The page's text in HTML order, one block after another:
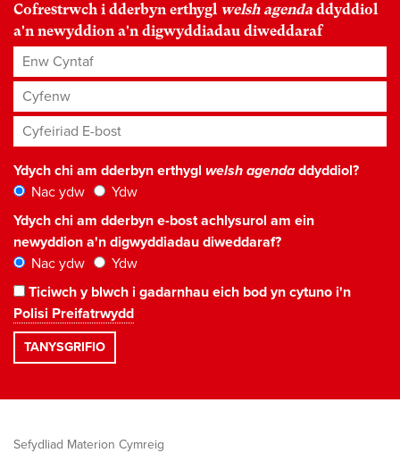
Cofrestrwch i dderbyn erthygl welsh agenda ddyddiol
a'n newyddion a'n digwyddiadau diweddaraf
Enw Cyntaf
Cyfenw
Cyfeiriad E-bost*
Ydych chi am dderbyn erthygl welsh agendaddyddiol?
Nac ydw
Ydw
Ydych chi am dderbyn e-bost achlysurol am ein
newyddion a'n digwyddiadau diweddaraf?
Nac ydw
Ydw
Ticiwch y blwch i gadarnhau eich bod yn cytuno i'n
Polisi Preifatrwydd
Sefydliad Materion Cymreig